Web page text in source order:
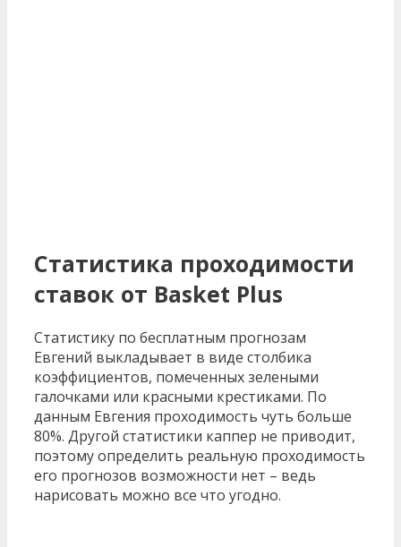
Статистика проходимости
ставок от Basket Plus
Статистику по бесплатным прогнозам
Евгений выкладывает в виде столбика
коэффициентов, помеченных зелеными
галочками или красными крестиками. По
данным Евгения проходимость чуть больше
80%. Другой статистики каппер не приводит,
поэтому определить реальную проходимость
его прогнозов возможности нет – ведь
нарисовать можно все что угодно.